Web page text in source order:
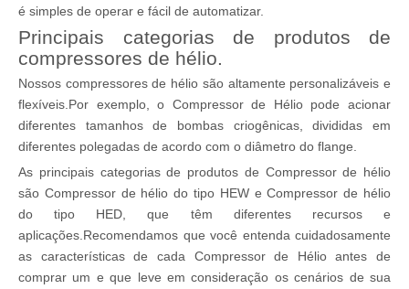
é simples de operar e fácil de automatizar.
Principais categorias de produtos de
compressores de hélio.
Nossos compressores de hélio são altamente personalizáveis ​​e
flexíveis.Por exemplo, o Compressor de Hélio pode acionar
diferentes tamanhos de bombas criogênicas, divididas em
diferentes polegadas de acordo com o diâmetro do flange.
As principais categorias de produtos de Compressor de hélio
são Compressor de hélio do tipo HEW e Compressor de hélio
do tipo HED, que têm diferentes recursos e
aplicações.Recomendamos que você entenda cuidadosamente
as características de cada Compressor de Hélio antes de
comprar um e que leve em consideração os cenários de sua